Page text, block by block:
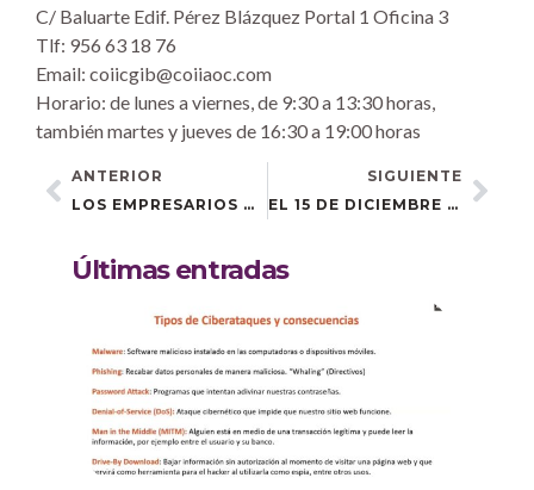
C/ Baluarte Edif. Pérez Blázquez Portal 1 Oficina 3
Tlf: 956 63 18 76
Email: coiicgib@coiiaoc.com
Horario: de lunes a viernes, de 9:30 a 13:30 horas,
también martes y jueves de 16:30 a 19:00 horas
ANTERIOR
LOS EMPRESARIOS DE CHIPIONA DEMANDAN UN SEGUNDO ENCUENTRO SOBRE DIGITALIZACIÓN
SIGUIENTE
EL 15 DE DICIEMBRE CELEBRAMOS UNA NUEVA JORNADA SOBRE DIGITALIZACIÓN DEL MOVIMIENTO ASOCIATIVO RURAL
Últimas entradas